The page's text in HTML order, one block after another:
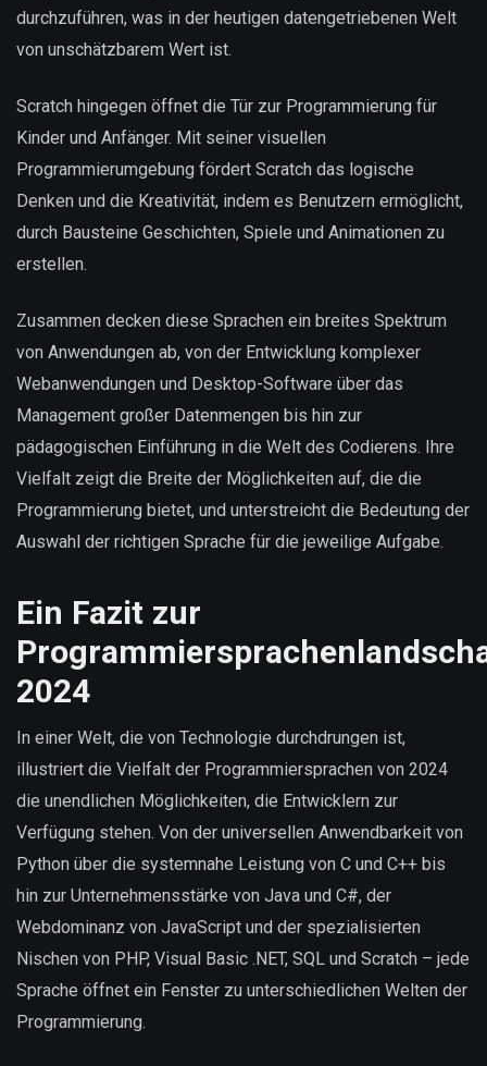
durchzuführen, was in der heutigen datengetriebenen Welt
von unschätzbarem Wert ist.
Scratch hingegen öffnet die Tür zur Programmierung für
Kinder und Anfänger. Mit seiner visuellen
Programmierumgebung fördert Scratch das logische
Denken und die Kreativität, indem es Benutzern ermöglicht,
durch Bausteine Geschichten, Spiele und Animationen zu
erstellen.
Zusammen decken diese Sprachen ein breites Spektrum
von Anwendungen ab, von der Entwicklung komplexer
Webanwendungen und Desktop-Software über das
Management großer Datenmengen bis hin zur
pädagogischen Einführung in die Welt des Codierens. Ihre
Vielfalt zeigt die Breite der Möglichkeiten auf, die die
Programmierung bietet, und unterstreicht die Bedeutung der
Auswahl der richtigen Sprache für die jeweilige Aufgabe.
Ein Fazit zur
2024
In einer Welt, die von Technologie durchdrungen ist,
illustriert die Vielfalt der Programmiersprachen von 2024
die unendlichen Möglichkeiten, die Entwicklern zur
Verfügung stehen. Von der universellen Anwendbarkeit von
Python über die systemnahe Leistung von C und C++ bis
hin zur Unternehmensstärke von Java und C#, der
Webdominanz von JavaScript und der spezialisierten
Nischen von PHP, Visual Basic .NET, SQL und Scratch – jede
Sprache öffnet ein Fenster zu unterschiedlichen Welten der
Programmierung.